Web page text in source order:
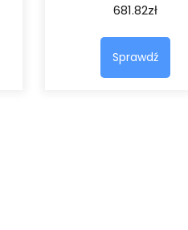
681.82zł
Sprawdź